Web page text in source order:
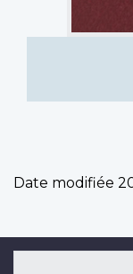
Date modifiée